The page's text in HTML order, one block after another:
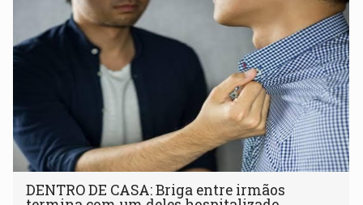
DENTRO DE CASA: Briga entre irmãos